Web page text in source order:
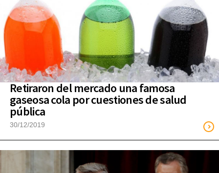
Retiraron del mercado una famosa
gaseosa cola por cuestiones de salud
pública
30/12/2019